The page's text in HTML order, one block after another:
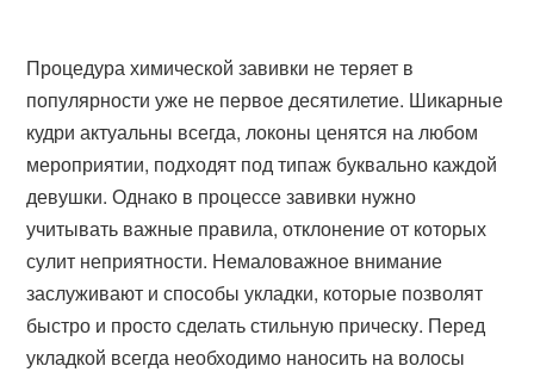
Процедура химической завивки не теряет в
популярности уже не первое десятилетие. Шикарные
кудри актуальны всегда, локоны ценятся на любом
мероприятии, подходят под типаж буквально каждой
девушки. Однако в процессе завивки нужно
учитывать важные правила, отклонение от которых
сулит неприятности. Немаловажное внимание
заслуживают и способы укладки, которые позволят
быстро и просто сделать стильную прическу. Перед
укладкой всегда необходимо наносить на волосы